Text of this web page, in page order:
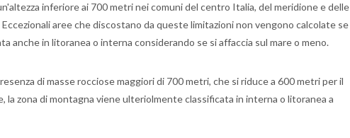
inferiore ai 700 metri nei comuni del centro Italia, del meridione e delle
aree che discostano da queste limitazioni non vengono calcolate se
anche in litoranea o interna considerando se si affaccia sul mare o meno.
di masse rocciose maggiori di 700 metri, che si riduce a 600 metri per il
zona di montagna viene ulteriolmente classificata in interna o litoranea a